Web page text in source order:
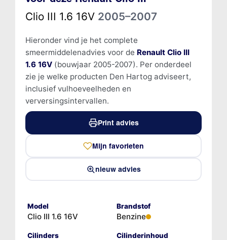
Clio III 1.6 16V 2005–2007
Hieronder vind je het complete
smeermiddelenadvies voor de Renault Clio III
1.6 16V(bouwjaar 2005-2007). Per onderdeel
zie je welke producten Den Hartog adviseert,
inclusief vulhoeveelheden en
verversingsintervallen.
Print advies
Mijn favorieten
nieuw advies
Model
Clio III 1.6 16V
Brandstof
Benzine
Cilinders Cilinderinhoud